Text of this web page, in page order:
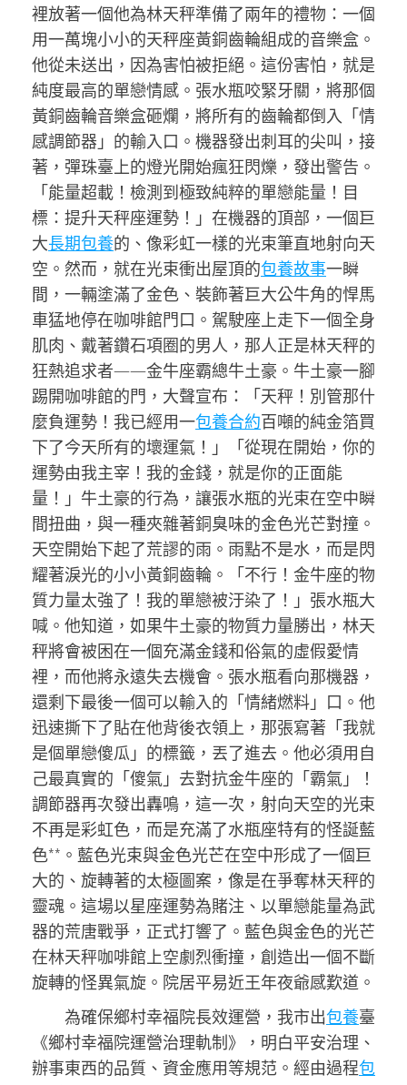
裡放著一個他為林天秤準備了兩年的禮物：一個
用一萬塊小小的天秤座黃銅齒輪組成的音樂盒。
他從未送出，因為害怕被拒絕。這份害怕，就是
純度最高的單戀情感。張水瓶咬緊牙關，將那個
黃銅齒輪音樂盒砸爛，將所有的齒輪都倒入「情
感調節器」的輸入口。機器發出刺耳的尖叫，接
著，彈珠臺上的燈光開始瘋狂閃爍，發出警告。
「能量超載！檢測到極致純粹的單戀能量！目
標：提升天秤座運勢！」在機器的頂部，一個巨
大長期包養的、像彩虹一樣的光束筆直地射向天
空。然而，就在光束衝出屋頂的包養故事一瞬
間，一輛塗滿了金色、裝飾著巨大公牛角的悍馬
車猛地停在咖啡館門口。駕駛座上走下一個全身
肌肉、戴著鑽石項圈的男人，那人正是林天秤的
狂熱追求者——金牛座霸總牛土豪。牛土豪一腳
踢開咖啡館的門，大聲宣布：「天秤！別管那什
麼負運勢！我已經用一包養合約百噸的純金箔買
下了今天所有的壞運氣！」「從現在開始，你的
運勢由我主宰！我的金錢，就是你的正面能
量！」牛土豪的行為，讓張水瓶的光束在空中瞬
間扭曲，與一種夾雜著銅臭味的金色光芒對撞。
天空開始下起了荒謬的雨。雨點不是水，而是閃
耀著淚光的小小黃銅齒輪。「不行！金牛座的物
質力量太強了！我的單戀被汙染了！」張水瓶大
喊。他知道，如果牛土豪的物質力量勝出，林天
秤將會被困在一個充滿金錢和俗氣的虛假愛情
裡，而他將永遠失去機會。張水瓶看向那機器，
還剩下最後一個可以輸入的「情緒燃料」口。他
迅速撕下了貼在他背後衣領上，那張寫著「我就
是個單戀傻瓜」的標籤，丟了進去。他必須用自
己最真實的「傻氣」去對抗金牛座的「霸氣」！
調節器再次發出轟鳴，這一次，射向天空的光束
不再是彩虹色，而是充滿了水瓶座特有的怪誕藍
色**。藍色光束與金色光芒在空中形成了一個巨
大的、旋轉著的太極圖案，像是在爭奪林天秤的
靈魂。這場以星座運勢為賭注、以單戀能量為武
器的荒唐戰爭，正式打響了。藍色與金色的光芒
在林天秤咖啡館上空劇烈衝撞，創造出一個不斷
旋轉的怪異氣旋。院居平易近王年夜爺感歎道。
為確保鄉村幸福院長效運營，我市出包養臺
《鄉村幸福院運營治理軌制》，明白平安治理、
辦事東西的品質、資金應用等規范。經由過程包